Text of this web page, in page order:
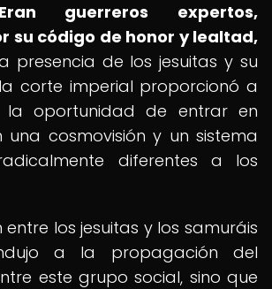
Eran guerreros expertos,
su código de honor y lealtad,
presencia de los jesuitas y su
corte imperial proporcionó a
la oportunidad de entrar en
cosmovisión y un sistema
diferentes a los
los jesuitas y los samuráis
a la propagación del
este grupo social, sino que